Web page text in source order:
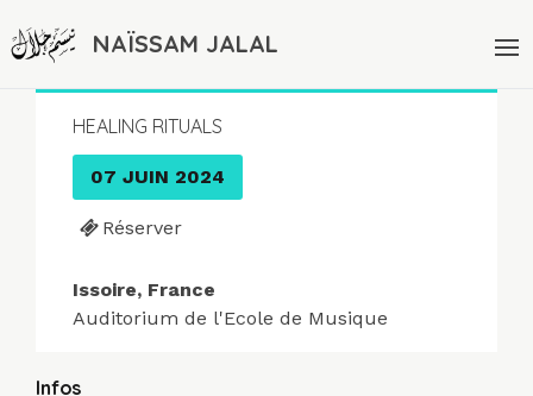
NAÏSSAM JALAL
HEALING RITUALS
07 JUIN 2024
Réserver
Issoire, France
Auditorium de l'Ecole de Musique
Infos